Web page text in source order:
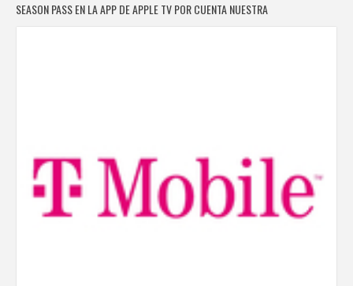
SEASON PASS EN LA APP DE APPLE TV POR CUENTA NUESTRA